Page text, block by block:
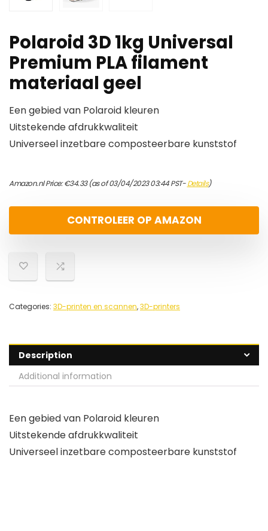
Polaroid 3D 1kg Universal
Premium PLA filament
materiaal geel
Een gebied van Polaroid kleuren
Uitstekende afdrukkwaliteit
Universeel inzetbare composteerbare kunststof
Amazon.nl Price:€34.33(as of 03/04/2023 03:44 PST-Details)
CONTROLEER OP AMAZON
Categories: 3D-printen en scannen,3D-printers
Description
Additional information
Een gebied van Polaroid kleuren
Uitstekende afdrukkwaliteit
Universeel inzetbare composteerbare kunststof